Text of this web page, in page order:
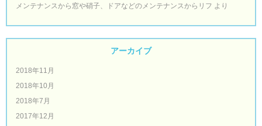
メンテナンスから窓や硝子、ドアなどのメンテナンスからリフ より
アーカイブ
2018年11月
2018年10月
2018年7月
2017年12月